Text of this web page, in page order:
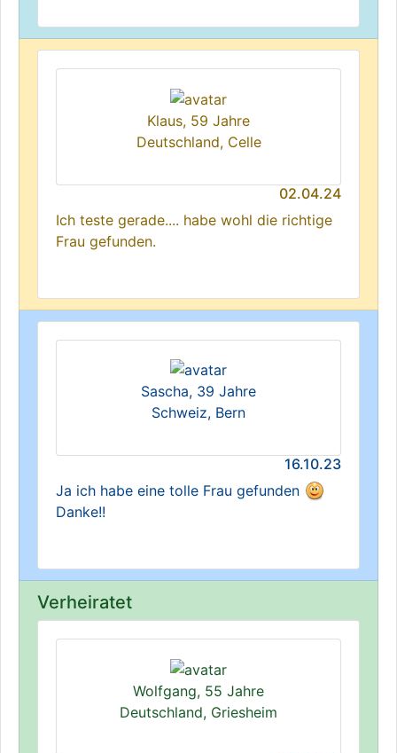
Klaus, 59 Jahre
Deutschland, Celle
02.04.24
Ich teste gerade.... habe wohl die richtige
Frau gefunden.
Sascha, 39 Jahre
Schweiz, Bern
16.10.23
Ja ich habe eine tolle Frau gefunden
Danke!!
Verheiratet
Wolfgang, 55 Jahre
Deutschland, Griesheim